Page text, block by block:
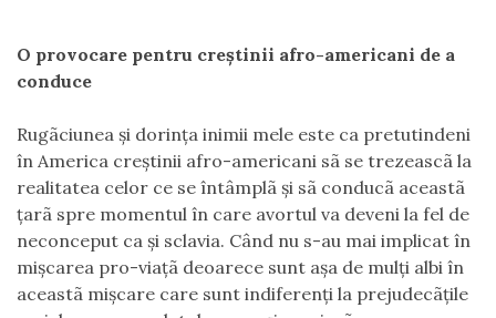
O provocare pentru creştinii afro-americani de a
conduce
Rugãciunea şi dorinţa inimii mele este ca pretutindeni
în America creştinii afro-americani sã se trezeascã la
realitatea celor ce se întâmplã şi sã conducã aceastã
ţarã spre momentul în care avortul va deveni la fel de
neconceput ca şi sclavia. Când nu s-au mai implicat în
mişcarea pro-viaţã deoarece sunt aşa de mulţi albi în
aceastã mişcare care sunt indiferenţi la prejudecãţile